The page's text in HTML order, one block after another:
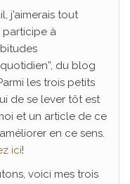
j’aimerais tout
participe à
du blog
les trois petits
de se lever tôt est
et un article de ce
en ce sens.
ici!
voici mes trois